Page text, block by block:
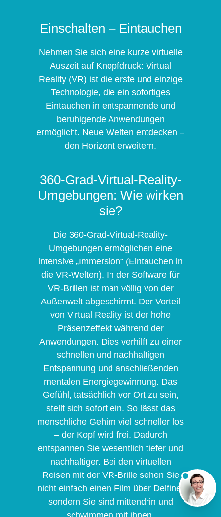
Einschalten – Eintauchen
Nehmen Sie sich eine kurze virtuelle
Auszeit auf Knopfdruck: Virtual
Reality (VR) ist die erste und einzige
Technologie, die ein sofortiges
Eintauchen in entspannende und
beruhigende Anwendungen
ermöglicht. Neue Welten entdecken –
den Horizont erweitern.
360-Grad-Virtual-Reality-
Umgebungen: Wie wirken
sie?
Die 360-Grad-Virtual-Reality-
Umgebungen ermöglichen eine
intensive „Immersion“ (Eintauchen in
die VR-Welten). In der Software für
VR-Brillen ist man völlig von der
Außenwelt abgeschirmt. Der Vorteil
von Virtual Reality ist der hohe
Präsenzeffekt während der
Anwendungen. Dies verhilft zu einer
schnellen und nachhaltigen
Entspannung und anschließenden
mentalen Energiegewinnung. Das
Gefühl, tatsächlich vor Ort zu sein,
stellt sich sofort ein. So lässt das
menschliche Gehirn viel schneller los
– der Kopf wird frei. Dadurch
entspannen Sie wesentlich tiefer und
nachhaltiger. Bei den virtuellen
Reisen mit der VR-Brille sehen Sie
nicht einfach einen Film über Delfine,
sondern Sie sind mittendrin und